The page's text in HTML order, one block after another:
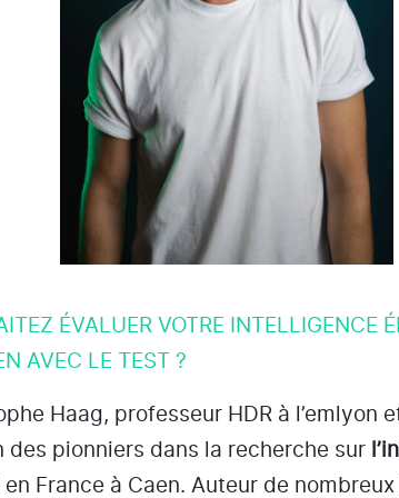
ÉVALUER VOTRE INTELLIGENCE
AVEC LE TEST ?
Haag, professeur HDR à l’emlyon
des pionniers dans la recherche sur
en France à Caen. Auteur de